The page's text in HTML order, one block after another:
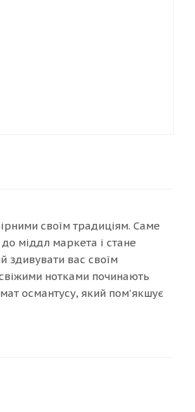
своїм традиціям. Саме
міддл маркета і стане
здивувати вас своїм
нотками починають
османтусу, який пом'якшує